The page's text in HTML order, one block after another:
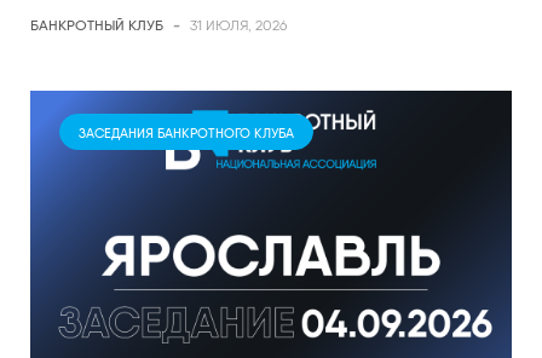
БАНКРОТНЫЙ КЛУБ - 31 ИЮЛЯ, 2026
ЗАСЕДАНИЯ БАНКРОТНОГО КЛУБА